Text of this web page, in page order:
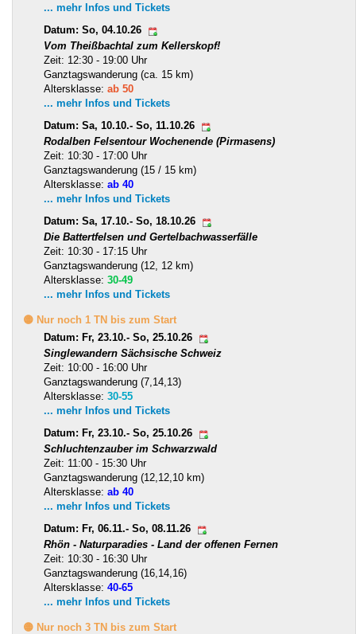
... mehr Infos und Tickets
Datum: So, 04.10.26
Vom Theißbachtal zum Kellerskopf!
Zeit: 12:30 - 19:00 Uhr
Ganztagswanderung (ca. 15 km)
Altersklasse: ab 50
... mehr Infos und Tickets
Datum: Sa, 10.10.- So, 11.10.26
Rodalben Felsentour Wochenende (Pirmasens)
Zeit: 10:30 - 17:00 Uhr
Ganztagswanderung (15 / 15 km)
Altersklasse: ab 40
... mehr Infos und Tickets
Datum: Sa, 17.10.- So, 18.10.26
Die Battertfelsen und Gertelbachwasserfälle
Zeit: 10:30 - 17:15 Uhr
Ganztagswanderung (12, 12 km)
Altersklasse: 30-49
... mehr Infos und Tickets
🟡 Nur noch 1 TN bis zum Start
Datum: Fr, 23.10.- So, 25.10.26
Singlewandern Sächsische Schweiz
Zeit: 10:00 - 16:00 Uhr
Ganztagswanderung (7,14,13)
Altersklasse: 30-55
... mehr Infos und Tickets
Datum: Fr, 23.10.- So, 25.10.26
Schluchtenzauber im Schwarzwald
Zeit: 11:00 - 15:30 Uhr
Ganztagswanderung (12,12,10 km)
Altersklasse: ab 40
... mehr Infos und Tickets
Datum: Fr, 06.11.- So, 08.11.26
Rhön - Naturparadies - Land der offenen Fernen
Zeit: 10:30 - 16:30 Uhr
Ganztagswanderung (16,14,16)
Altersklasse: 40-65
... mehr Infos und Tickets
🟡 Nur noch 3 TN bis zum Start